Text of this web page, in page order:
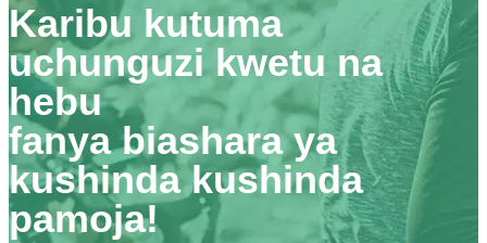
Karibu kutuma
uchunguzi kwetu na
hebu
fanya biashara ya
kushinda kushinda
pamoja!